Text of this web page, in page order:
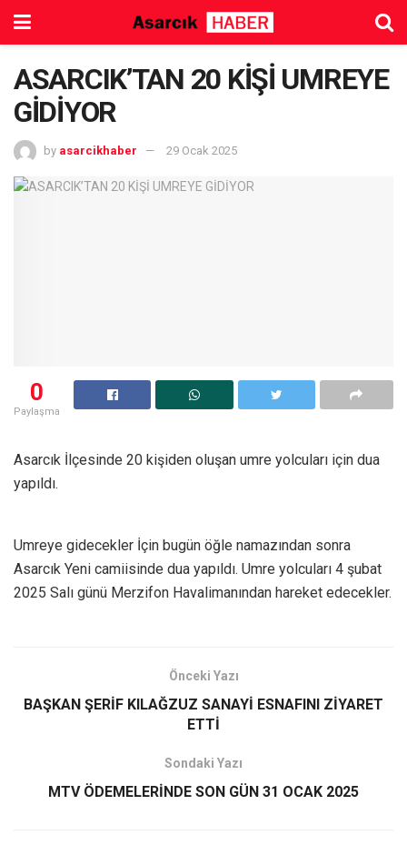
ASARCIK’TAN 20 KİŞİ UMREYE
GİDİYOR
by asarcikhaber 29 Ocak 2025
0
Paylaşma
Asarcık İlçesinde 20 kişiden oluşan umre yolcuları için dua
yapıldı.
Umreye gidecekler İçin bugün öğle namazından sonra
Asarcık Yeni camiisinde dua yapıldı. Umre yolcuları 4 şubat
2025 Salı günü Merzifon Havalimanından hareket edecekler.
Önceki Yazı
BAŞKAN ŞERİF KILAĞZUZ SANAYİ ESNAFINI ZİYARET
ETTİ
Sondaki Yazı
MTV ÖDEMELERİNDE SON GÜN 31 OCAK 2025